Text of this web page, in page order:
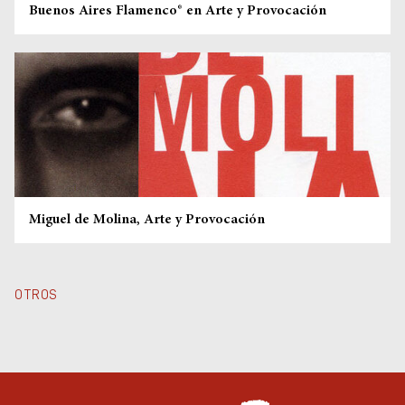
culturales
Festivales
Circuitos y rutas del
flamenco
Buenos Aires Flamenco® en Arte y Provocación
Miguel de Molina, Arte y Provocación
OTROS